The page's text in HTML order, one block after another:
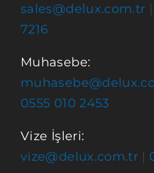
sales@delux.com.tr
7216
Muhasebe:
0555 010 2453
Vize İşleri:
vize@delux.com.tr